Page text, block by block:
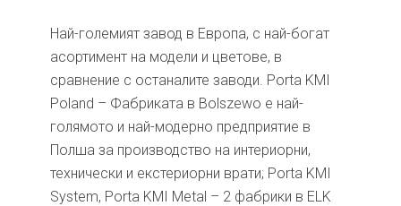
Най-големият завод в Европа, с най-богат
асортимент на модели и цветове, в
сравнение с останалите заводи. Porta KMI
Poland – Фабриката в Bolszewo е най-
голямото и най-модерно предприятие в
Полша за производство на интериорни,
технически и екстериорни врати; Porta KMI
System, Porta KMI Metal – 2 фабрики в ELK